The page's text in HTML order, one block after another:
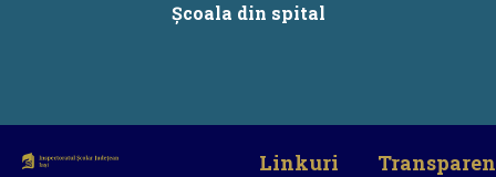
Școala din spital
Linkuri